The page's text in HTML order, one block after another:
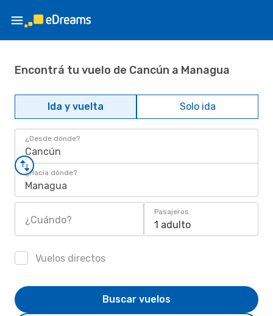
Encontrá tu vuelo de Cancún a Managua
Ida y vuelta Solo ida
¿Desde dónde?
Cancún
¿Hacia dónde?
Managua
¿Cuándo?
Pasajeros
1 adulto
Vuelos directos
Buscar vuelos